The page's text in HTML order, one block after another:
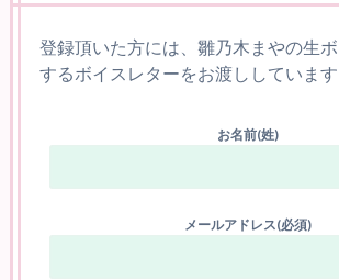
登録頂いた方には、雛乃木まやの生
するボイスレターをお渡ししていま
お名前(姓)
メールアドレス(必須)